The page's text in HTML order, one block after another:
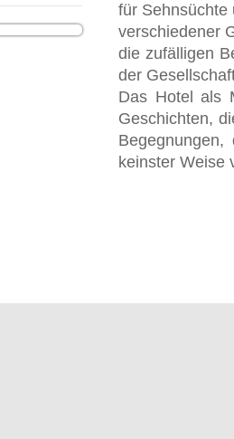
für Sehnsüchte
verschiedener
die zufälligen
der
Das Hotel als
Geschichten,
keinster Weise